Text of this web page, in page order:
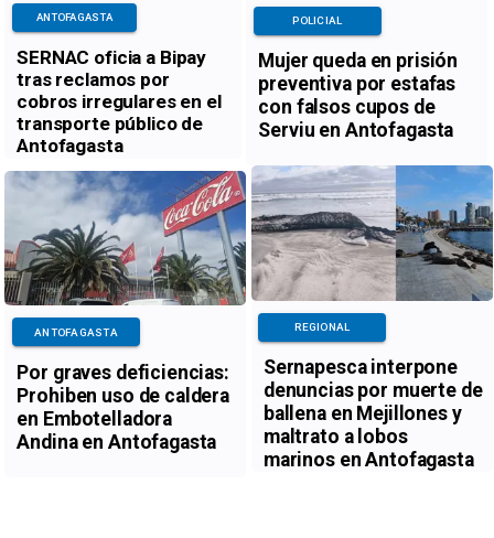
SERNAC oficia a Bipay
tras reclamos por
cobros irregulares en el
transporte público de
Antofagasta
ANTOFAGASTA
Mujer queda en prisión
preventiva por estafas
con falsos cupos de
Serviu en Antofagasta
POLICIAL
Por graves deficiencias:
Prohiben uso de caldera
en Embotelladora
Andina en Antofagasta
ANTOFAGASTA
Sernapesca interpone
denuncias por muerte de
ballena en Mejillones y
maltrato a lobos
marinos en Antofagasta
REGIONAL